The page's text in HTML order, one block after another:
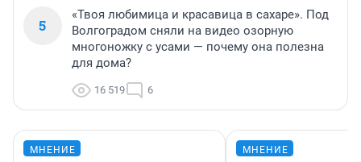
5
«Твоя любимица и красавица в сахаре». Под
Волгоградом сняли на видео озорную
многоножку с усами — почему она полезна
для дома?
16 519 6
МНЕНИЕ МНЕНИЕ